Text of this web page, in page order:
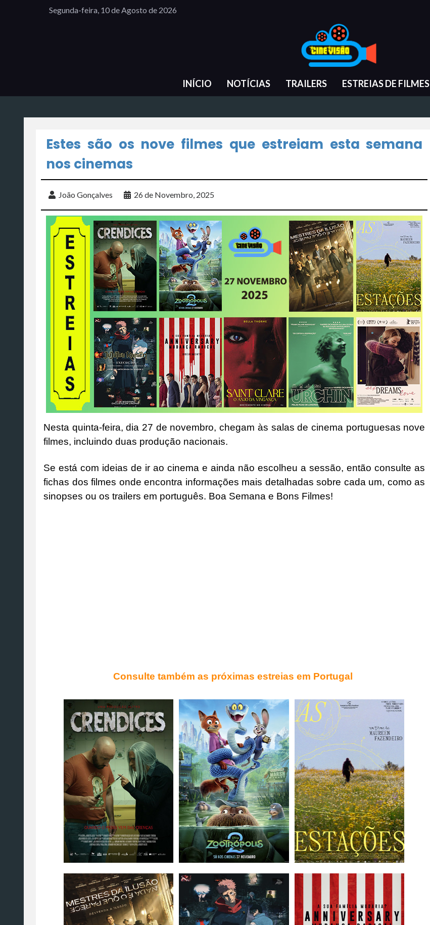
Segunda-feira, 10 de Agosto de 2026
INÍCIO NOTÍCIAS TRAILERS ESTREIAS DE FILMES
Estes são os nove filmes que estreiam esta semana
nos cinemas
João Gonçalves 26 de Novembro, 2025
Nesta quinta-feira, dia 27 de novembro, chegam às salas de cinema portuguesas nove
filmes, incluindo duas produção nacionais.
Se está com ideias de ir ao cinema e ainda não escolheu a sessão, então consulte as
fichas dos filmes onde encontra informações mais detalhadas sobre cada um, como as
sinopses ou os trailers em português. Boa Semana e Bons Filmes!
Consulte também as próximas estreias em Portugal